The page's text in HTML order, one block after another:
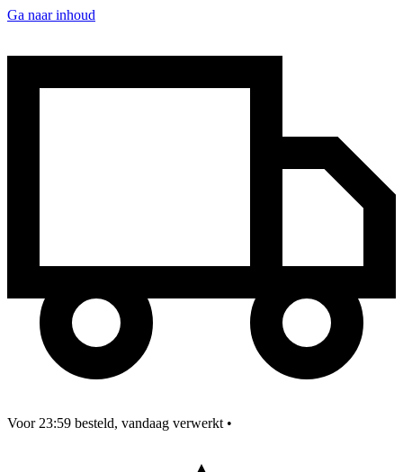
Ga naar inhoud
Voor 23:59 besteld, vandaag verwerkt •